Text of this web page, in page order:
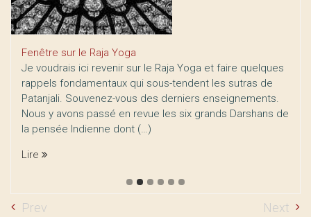
Prev
Fenêtre sur le Raja Yoga
Je voudrais ici revenir sur le Raja Yoga et faire quelques
rappels fondamentaux qui sous-tendent les sutras de
Patanjali. Souvenez-vous des derniers enseignements.
Nous y avons passé en revue les six grands Darshans de
la pensée Indienne dont (…)
Lire
Next